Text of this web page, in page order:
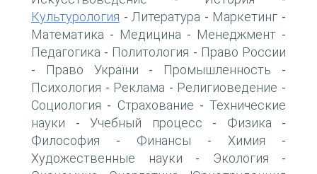
Культурология - Литература - Маркетинг -
Математика - Медицина - Менеджмент -
Педагогика - Политология - Право России
- Право України - Промышленность -
Психология - Реклама - Религиоведение -
Социология - Страхование - Технические
науки - Учебный процесс - Физика -
Философия - Финансы - Химия -
Художественные науки - Экология -